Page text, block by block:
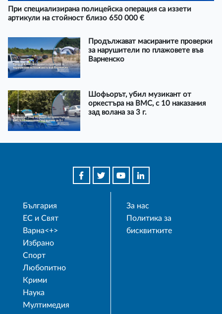
При специализирана полицейска операция са иззети
артикули на стойност близо 650 000 €
Продължават масираните проверки
за нарушители по плажовете във
Варненско
Шофьорът, убил музикант от
оркестъра на ВМС, с 10 наказания
зад волана за 3 г.
България
ЕС и Свят
Варна<+>
Избрано
Спорт
Любопитно
Крими
Наука
Мултимедия
За нас
Политика за
бисквитките